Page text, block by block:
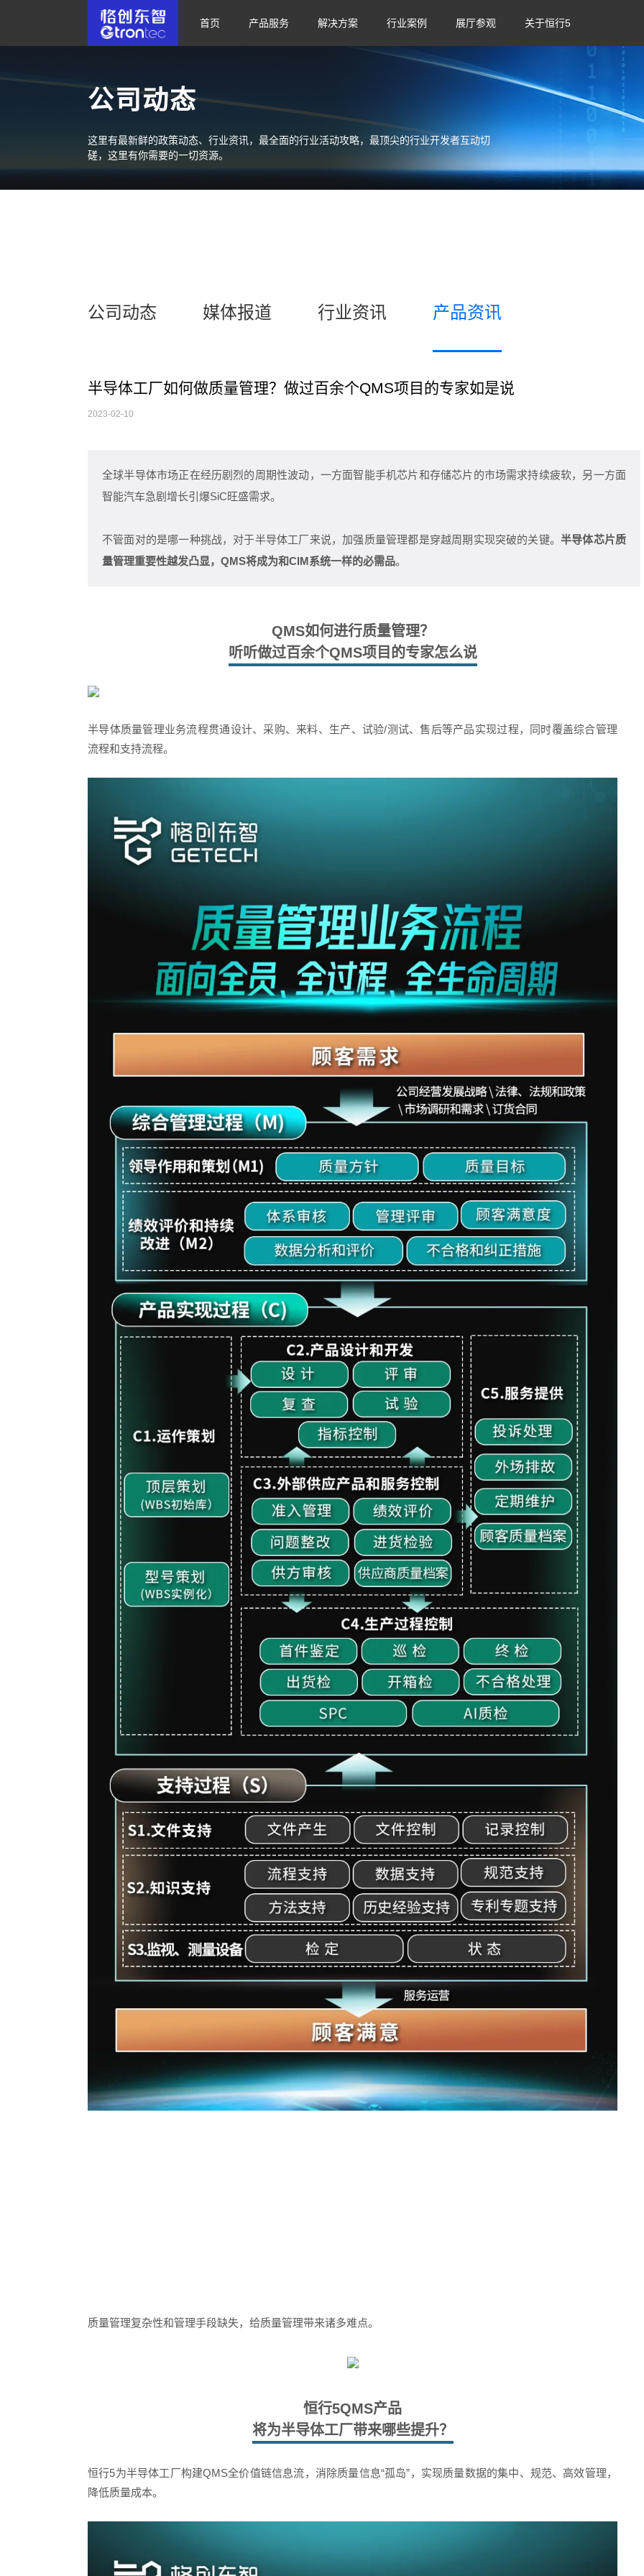
首页 产品服务 解决方案 行业案例 展厅参观 关于恒行5
公司动态
这里有最新鲜的政策动态、行业资讯，最全面的行业活动攻略，最顶尖的行业开发者互动切
磋，这里有你需要的一切资源。
公司动态 媒体报道 行业资讯 产品资讯
半导体工厂如何做质量管理？做过百余个QMS项目的专家如是说
2023-02-10
全球半导体市场正在经历剧烈的周期性波动，一方面智能手机芯片和存储芯片的市场需求持续疲软，另一方面
智能汽车急剧增长引爆SiC旺盛需求。
不管面对的是哪一种挑战，对于半导体工厂来说，加强质量管理都是穿越周期实现突破的关键。半导体芯片质
量管理重要性越发凸显，QMS将成为和CIM系统一样的必需品。
QMS如何进行质量管理？
听听做过百余个QMS项目的专家怎么说
半导体质量管理业务流程贯通设计、采购、来料、生产、试验/测试、售后等产品实现过程，同时覆盖综合管理
流程和支持流程。
质量管理复杂性和管理手段缺失，给质量管理带来诸多难点。
恒行5QMS产品
将为半导体工厂带来哪些提升？
恒行5为半导体工厂构建QMS全价值链信息流，消除质量信息“孤岛”，实现质量数据的集中、规范、高效管理，
降低质量成本。